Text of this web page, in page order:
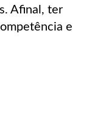
Afinal, ter
e